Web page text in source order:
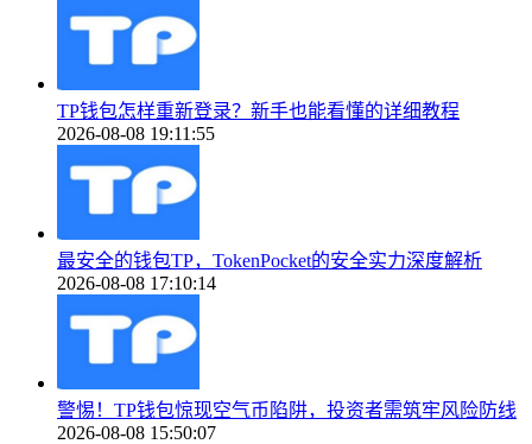
TP钱包怎样重新登录？新手也能看懂的详细教程
2026-08-08 19:11:55
最安全的钱包TP，TokenPocket的安全实力深度解析
2026-08-08 17:10:14
警惕！TP钱包惊现空气币陷阱，投资者需筑牢风险防线
2026-08-08 15:50:07